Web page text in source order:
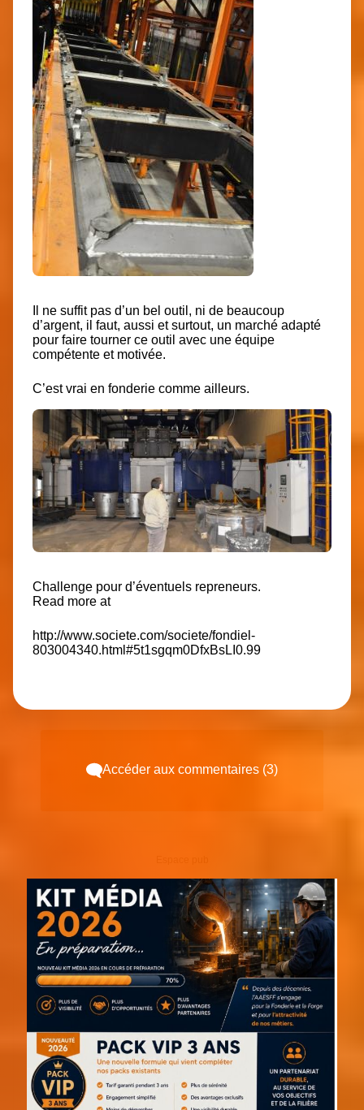
Il ne suffit pas d’un bel outil, ni de beaucoup
d’argent, il faut, aussi et surtout, un marché adapté
pour faire tourner ce outil avec une équipe
compétente et motivée.
C’est vrai en fonderie comme ailleurs.
Challenge pour d’éventuels repreneurs.
Read more at
http://www.societe.com/societe/fondiel-
803004340.html#5t1sgqm0DfxBsLI0.99
Accéder aux commentaires (3)